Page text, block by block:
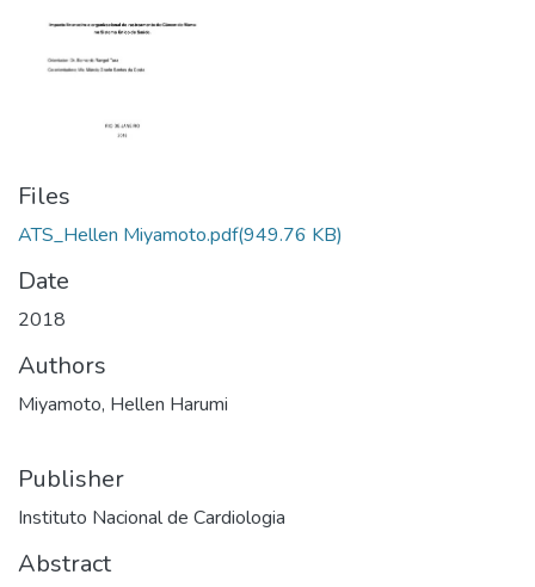
Files
ATS_Hellen Miyamoto.pdf(949.76 KB)
Date
2018
Authors
Miyamoto, Hellen Harumi
Publisher
Instituto Nacional de Cardiologia
Abstract